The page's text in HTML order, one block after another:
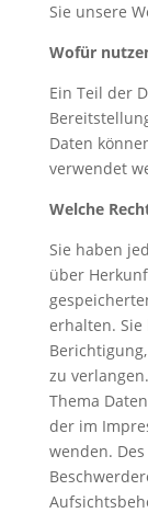
Sie unsere
Wofür
Ein Teil der
Daten
verwendet
Welche
Sie haben
über
erhalten. Sie
zu
Thema
der im
wenden.